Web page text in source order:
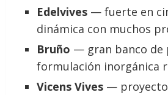
Edelvives — fuerte en
dinámica con muchos
Bruño — gran banco de
formulación inorgánica
Vicens Vives — proyecto